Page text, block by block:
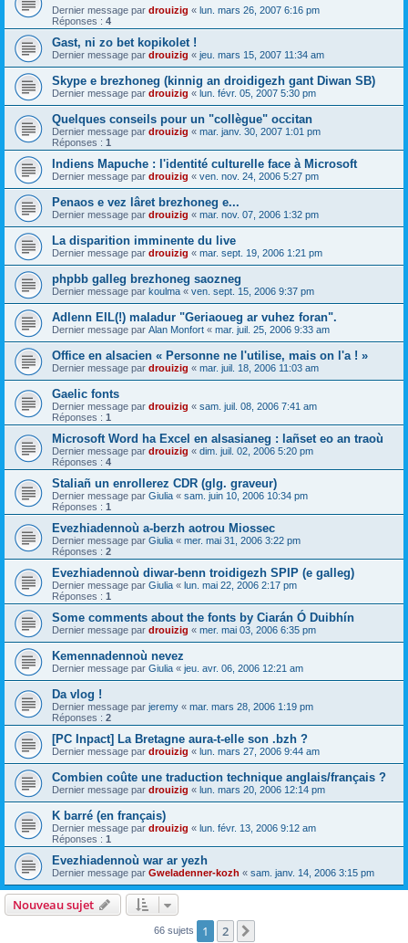
Dernier message par drouizig « lun. mars 26, 2007 6:16 pm
Réponses : 4
Gast, ni zo bet kopikolet !
Dernier message par drouizig « jeu. mars 15, 2007 11:34 am
Skype e brezhoneg (kinnig an droidigezh gant Diwan SB)
Dernier message par drouizig « lun. févr. 05, 2007 5:30 pm
Quelques conseils pour un "collègue" occitan
Dernier message par drouizig « mar. janv. 30, 2007 1:01 pm
Réponses : 1
Indiens Mapuche : l'identité culturelle face à Microsoft
Dernier message par drouizig « ven. nov. 24, 2006 5:27 pm
Penaos e vez lâret brezhoneg e...
Dernier message par drouizig « mar. nov. 07, 2006 1:32 pm
La disparition imminente du live
Dernier message par drouizig « mar. sept. 19, 2006 1:21 pm
phpbb galleg brezhoneg saozneg
Dernier message par koulma « ven. sept. 15, 2006 9:37 pm
Adlenn EIL(!) maladur "Geriaoueg ar vuhez foran".
Dernier message par Alan Monfort « mar. juil. 25, 2006 9:33 am
Office en alsacien « Personne ne l'utilise, mais on l'a ! »
Dernier message par drouizig « mar. juil. 18, 2006 11:03 am
Gaelic fonts
Dernier message par drouizig « sam. juil. 08, 2006 7:41 am
Réponses : 1
Microsoft Word ha Excel en alsasianeg : lañset eo an traoù
Dernier message par drouizig « dim. juil. 02, 2006 5:20 pm
Réponses : 4
Staliañ un enrollerez CDR (glg. graveur)
Dernier message par Giulia « sam. juin 10, 2006 10:34 pm
Réponses : 1
Evezhiadennoù a-berzh aotrou Miossec
Dernier message par Giulia « mer. mai 31, 2006 3:22 pm
Réponses : 2
Evezhiadennoù diwar-benn troidigezh SPIP (e galleg)
Dernier message par Giulia « lun. mai 22, 2006 2:17 pm
Réponses : 1
Some comments about the fonts by Ciarán Ó Duibhín
Dernier message par drouizig « mer. mai 03, 2006 6:35 pm
Kemennadennoù nevez
Dernier message par Giulia « jeu. avr. 06, 2006 12:21 am
Da vlog !
Dernier message par jeremy « mar. mars 28, 2006 1:19 pm
Réponses : 2
[PC Inpact] La Bretagne aura-t-elle son .bzh ?
Dernier message par drouizig « lun. mars 27, 2006 9:44 am
Combien coûte une traduction technique anglais/français ?
Dernier message par drouizig « lun. mars 20, 2006 12:14 pm
K barré (en français)
Dernier message par drouizig « lun. févr. 13, 2006 9:12 am
Réponses : 1
Evezhiadennoù war ar yezh
Dernier message par Gweladenner-kozh « sam. janv. 14, 2006 3:15 pm
Nouveau sujet
66 sujets 1 2